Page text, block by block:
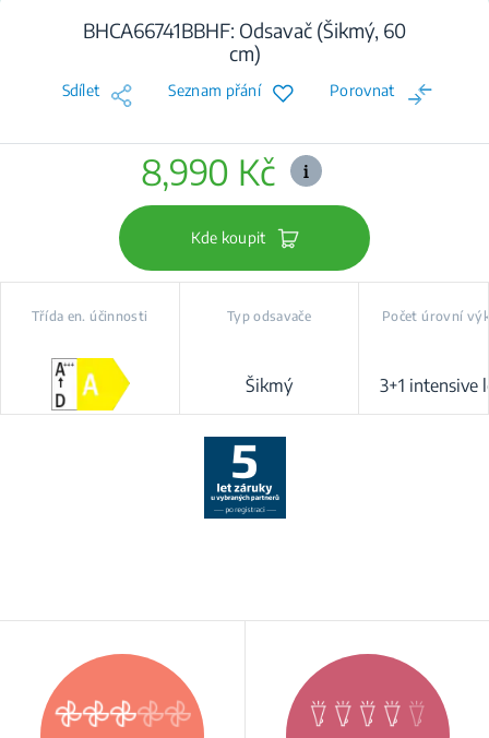
BHCA66741BBHF: Odsavač (Šikmý, 60
cm)
Sdílet Seznam přání Porovnat
8,990 Kč
Kde koupit
Třída en. účinnosti Typ odsavače
Šikmý
Počet úrovní
3+1 intensive